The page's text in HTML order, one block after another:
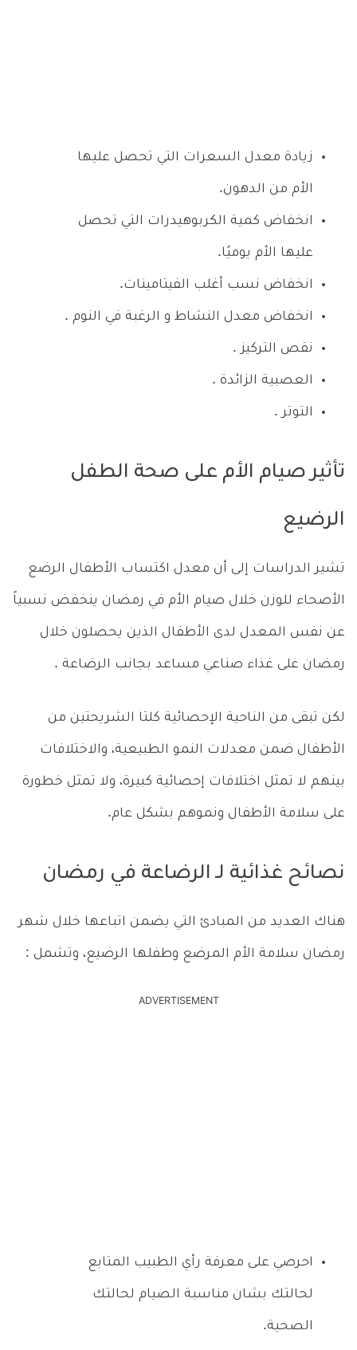
زيادة معدل السعرات التي تحصل عليها
الأم من الدهون.
انخفاض كمية الكربوهيدرات التي تحصل
عليها الأم يوميًا.
انخفاض نسب أغلب الفيتامينات.
انخفاض معدل النشاط و الرغبة في النوم .
نقص التركيز .
العصبية الزائدة .
التوتر .
تأثير صيام الأم على صحة الطفل
الرضيع
تشير الدراسات إلى أن معدل اكتساب الأطفال الرضع
الأصحاء للوزن خلال صيام الأم في رمضان ينخفض نسبياً
عن نفس المعدل لدى الأطفال الذين يحصلون خلال
رمضان على غذاء صناعي مساعد بجانب الرضاعة .
لكن تبقى من الناحية الإحصائية كلتا الشريحتين من
الأطفال ضمن معدلات النمو الطبيعية، والاختلافات
بينهم لا تمثل اختلافات إحصائية كبيرة، ولا تمثل خطورة
على سلامة الأطفال ونموهم بشكل عام.
نصائح غذائية لـ الرضاعة في رمضان
هناك العديد من المبادئ التي يضمن اتباعها خلال شهر
رمضان سلامة الأم المرضع وطفلها الرضيع، وتشمل :
ADVERTISEMENT
احرصي على معرفة رأي الطبيب المتابع
لحالتك بشان مناسبة الصيام لحالتك
الصحية.